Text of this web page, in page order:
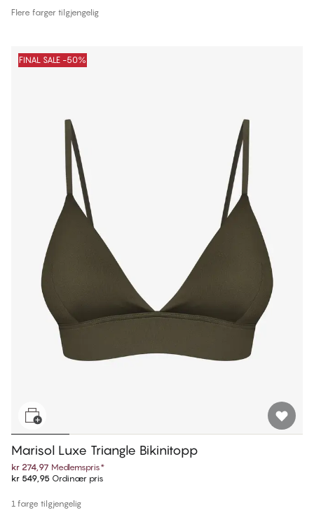
Flere farger tilgjengelig
FINAL SALE -50%
Marisol Luxe Triangle Bikinitopp
kr 274,97 Medlemspris*
kr 549,95 Ordinær pris
1 farge tilgjengelig